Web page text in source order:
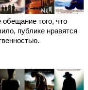
того, что
публике нравятся